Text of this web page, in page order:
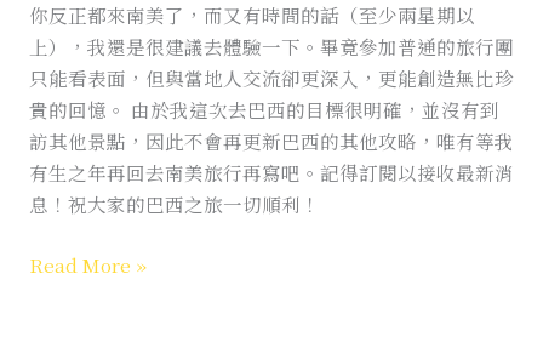
你反正都來南美了，而又有時間的話（至少兩星期以
上），我還是很建議去體驗一下。畢竟參加普通的旅行團
只能看表面，但與當地人交流卻更深入，更能創造無比珍
貴的回憶。 由於我這次去巴西的目標很明確，並沒有到
訪其他景點，因此不會再更新巴西的其他攻略，唯有等我
有生之年再回去南美旅行再寫吧。記得訂閱以接收最新消
息！祝大家的巴西之旅一切順利！
Read More »